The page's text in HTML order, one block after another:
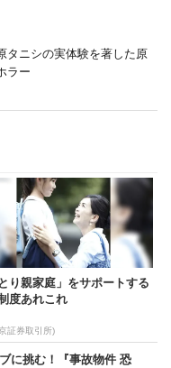
タニシの実体験を著した原
ラー
とり親家庭」をサポートする
度あれこれ
証券取引所)
に挑む！『事故物件 恐